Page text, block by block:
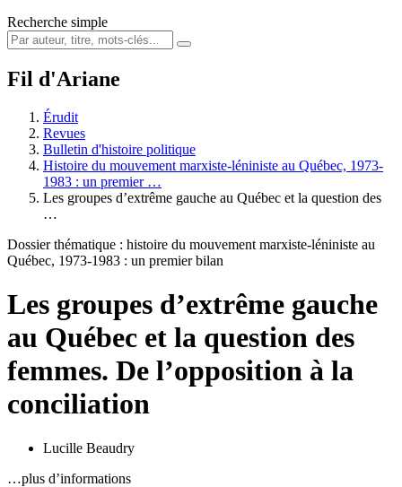
Recherche simple
Fil d'Ariane
Érudit
Revues
Bulletin d'histoire politique
Histoire du mouvement marxiste-léniniste au Québec, 1973-
1983 : un premier …
Les groupes d’extrême gauche au Québec et la question des
…
Dossier thématique : histoire du mouvement marxiste-léniniste au
Québec, 1973-1983 : un premier bilan
Les groupes d’extrême gauche
au Québec et la question des
femmes. De l’opposition à la
conciliation
Lucille Beaudry
…plus d’informations